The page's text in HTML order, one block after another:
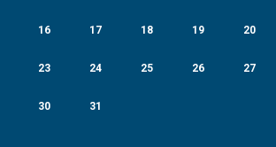
16 17 18 19 20
23 24 25 26 27
30 31